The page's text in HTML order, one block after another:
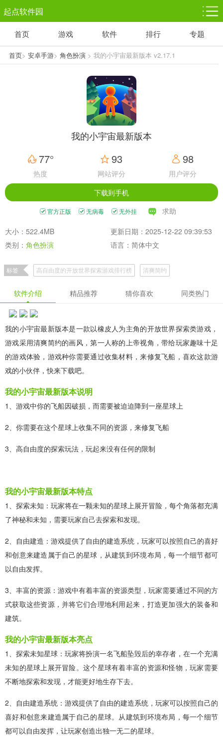
起点软件园
塔防游戏
1千+款游戏
休闲益智
1万+款游戏
体育竞技
5百+款游戏
赛车竞速
3百+款游戏
首页 游戏 软件 排行 专题
首页> 安卓手游> 角色扮演> 我的小宇宙最新版本 v2.17.1
我的小宇宙最新版本
77°
热度
93
网站评分
98
用户评分
下载到手机
官方正版 无病毒 无外挂 求助
大小：522.4MB
更新日期：2025-12-22 09:39:53
类别： 角色扮演 语言：简体中文
标签 高自由度的开放世界探索游戏排行榜
清爽简约
小清新画风的模拟经营类游戏
软件介绍 精品推荐 猜你喜欢 同类热门
我的小宇宙最新版本是一款以橡皮人为主角的开放世界探索类游戏，
游戏采用清爽简约的画风，第一人称的上帝视角，带给玩家趣味十足
的游戏体验，游戏种你需要通过收集材料，来修复飞船，喜欢这款游
戏的小伙伴，快来下载吧。
我的小宇宙最新版本说明
1、游戏中你的飞船因破损，而需要被迫迫降到一座星球上
2、你需要在这个星球上收集不同的资源，来修复飞船
3、高自由度的探索玩法，玩起来没有任何的限制
我的小宇宙最新版本特点
1、探索未知：玩家将在一颗未知的星球上展开冒险，每个角落都充满
了神秘和未知，需要玩家自己去探索和发现。
2、自由建造：游戏提供了自由的建造系统，玩家可以按照自己的喜好
和创意来建造属于自己的星球，从建筑到环境布局，每一个细节都可
以自由发挥。
3、丰富的资源：游戏中有着丰富的资源类型，玩家需要通过不同的方
式获取这些资源，并将它们合理地利用起来，打造更加强大的装备和
建筑。
我的小宇宙最新版本亮点
1、探索未知星球：玩家将扮演一名飞船坠毁后的幸存者，在一个充满
未知的星球上展开冒险。这个星球有着丰富的资源和怪物，玩家需要
不断地探索和发现，才能更好地生存下去。
2、自由建造系统：游戏提供了自由的建造系统，玩家可以按照自己的
喜好和创意来建造属于自己的星球。从建筑到环境布局，每一个细节
都可以自由发挥，让玩家创造出独一无二的星球。